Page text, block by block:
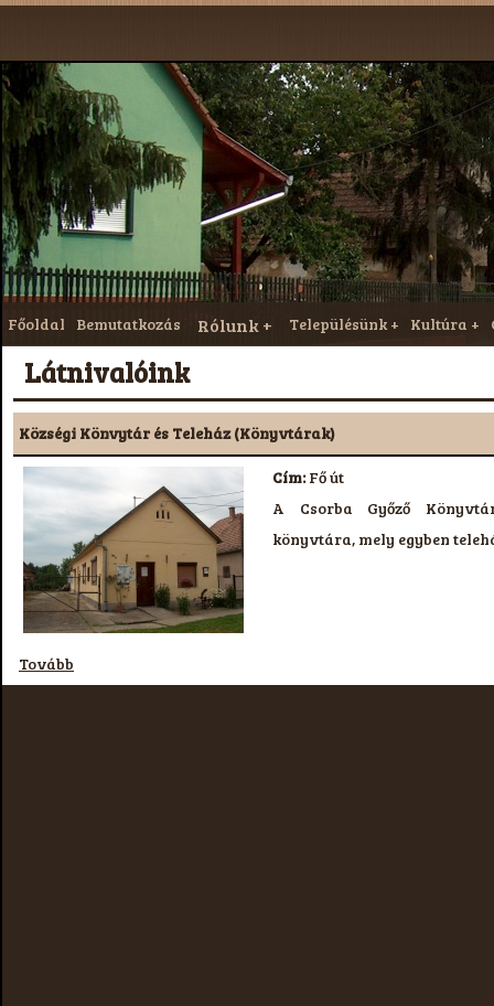
Főoldal Bemutatkozás Rólunk Településünk Kultúra
Látnivalóink
Községi Könvytár és Teleház (Könyvtárak)
Cím:Fő út
A Csorba Győző
könyvtára, mely egyben
Tovább